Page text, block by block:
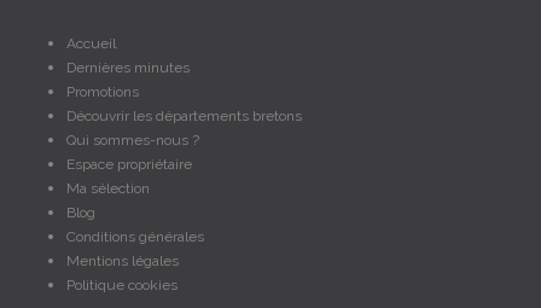
Accueil
Dernières minutes
Promotions
Découvrir les départements bretons
Qui sommes-nous ?
Espace propriétaire
Ma sélection
Blog
Conditions générales
Mentions légales
Politique cookies